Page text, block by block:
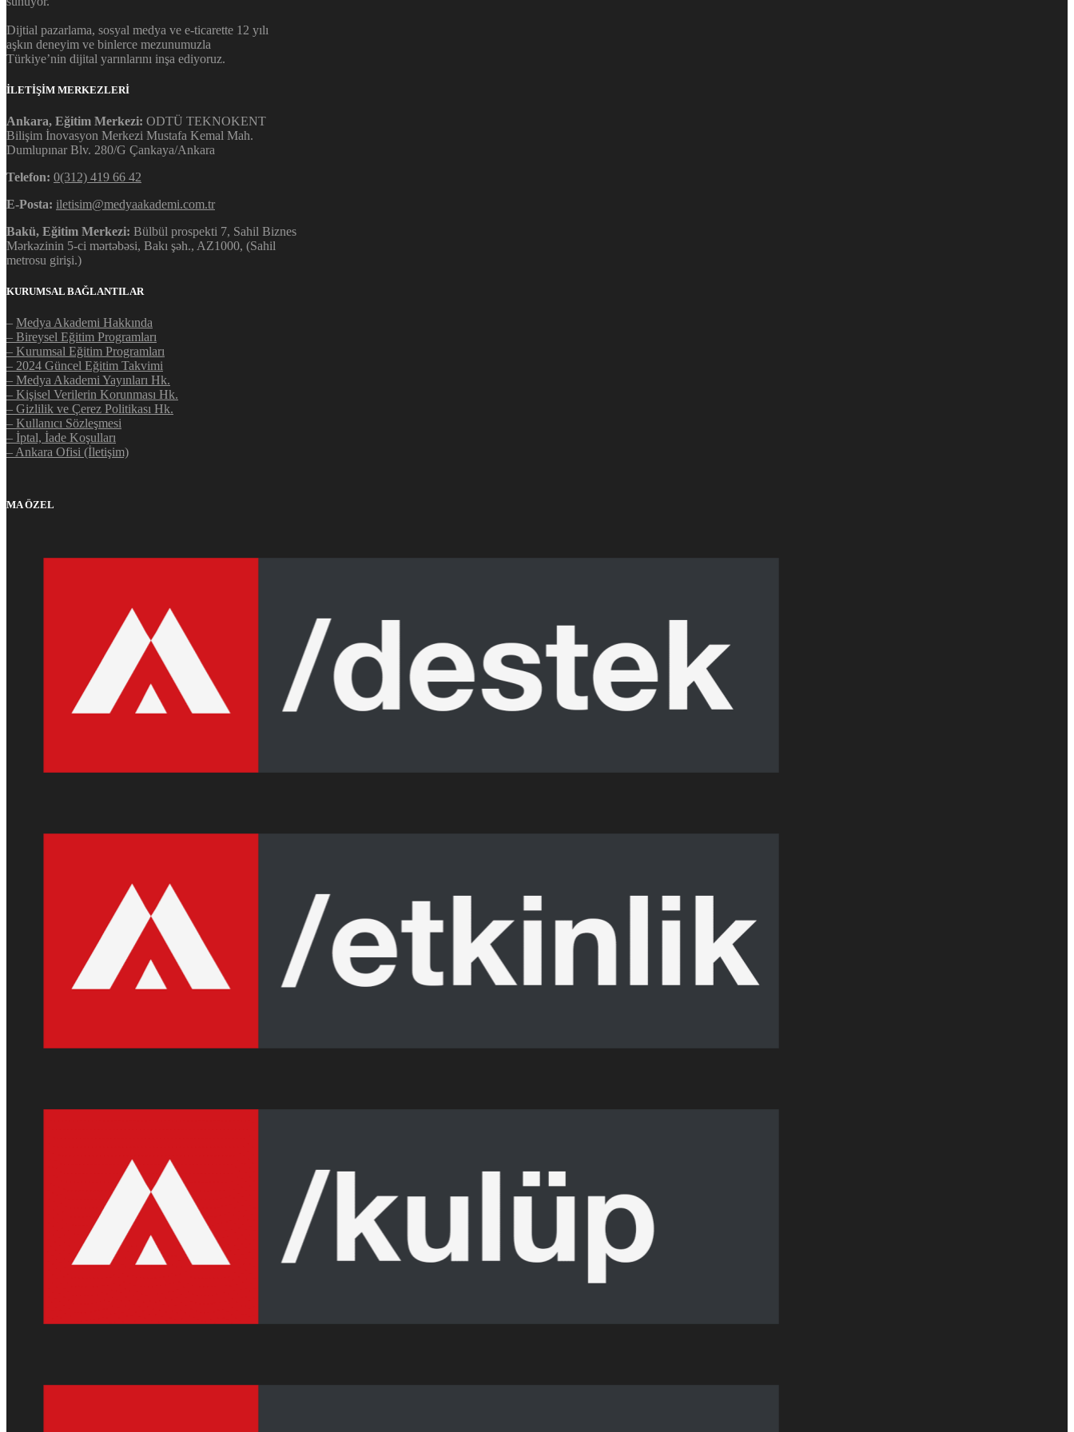
Dijtial pazarlama, sosyal medya ve e-ticarette 12 yılı
aşkın deneyim ve binlerce mezunumuzla
Türkiye’nin dijital yarınlarını inşa ediyoruz.
İLETİŞİM MERKEZLERİ
Ankara, Eğitim Merkezi: ODTÜ TEKNOKENT
Bilişim İnovasyon Merkezi Mustafa Kemal Mah.
Dumlupınar Blv. 280/G Çankaya/Ankara
Telefon: 0(312) 419 66 42
E-Posta: iletisim@medyaakademi.com.tr
Bakü, Eğitim Merkezi: Bülbül prospekti 7, Sahil Biznes
Mərkəzinin 5-ci mərtəbəsi, Bakı şəh., AZ1000, (Sahil
metrosu girişi.)
KURUMSAL BAĞLANTILAR
– Medya Akademi Hakkında
– Bireysel Eğitim Programları
– Kurumsal Eğitim Programları
– 2024 Güncel Eğitim Takvimi
– Medya Akademi Yayınları Hk.
– Kişisel Verilerin Korunması Hk.
– Gizlilik ve Çerez Politikası Hk.
– Kullanıcı Sözleşmesi
– İptal, İade Koşulları
– Ankara Ofisi (İletişim)
MA ÖZEL